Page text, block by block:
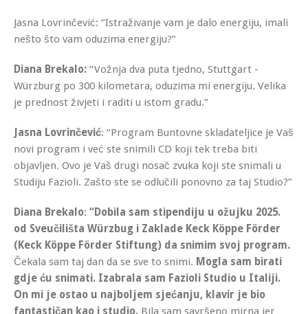
Jasna Lovrinčević: “Istraživanje vam je dalo energiju, imali
nešto što vam oduzima energiju?”
Diana Brekalo: “Vožnja dva puta tjedno, Stuttgart -
Würzburg po 300 kilometara, oduzima mi energiju. Velika
je prednost živjeti i raditi u istom gradu.”
Jasna Lovrinčević: “Program Buntovne skladateljice je Vaš
novi program i već ste snimili CD koji tek treba biti
objavljen. Ovo je Vaš drugi nosač zvuka koji ste snimali u
Studiju Fazioli. Zašto ste se odlučili ponovno za taj Studio?”
Diana Brekalo: “Dobila sam stipendiju u ožujku 2025.
od Sveučilišta Würzbug i Zaklade Keck Köppe Förder
(Keck Köppe Förder Stiftung) da snimim svoj program.
Čekala sam taj dan da se sve to snimi. Mogla sam birati
gdje ću snimati. Izabrala sam Fazioli Studio u Italiji.
On mi je ostao u najboljem sjećanju, klavir je bio
fantastičan kao i studio. Bila sam savršeno mirna jer